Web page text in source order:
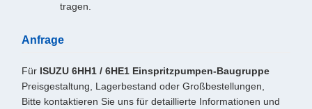
tragen.
Anfrage
Für ISUZU 6HH1 / 6HE1 Einspritzpumpen-Baugruppe
Preisgestaltung, Lagerbestand oder Großbestellungen,
Bitte kontaktieren Sie uns für detaillierte Informationen und